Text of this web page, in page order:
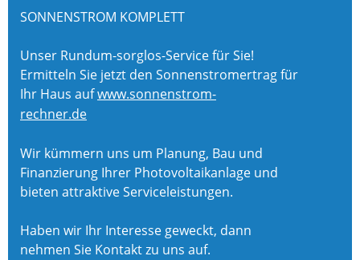
SONNENSTROM KOMPLETT
Unser Rundum-sorglos-Service für Sie!
Ermitteln Sie jetzt den Sonnenstromertrag für
Ihr Haus aufwww.sonnenstrom-
rechner.de
Wir kümmern uns um Planung, Bau und
Finanzierung Ihrer Photovoltaikanlage und
bieten attraktive Serviceleistungen.
Haben wir Ihr Interesse geweckt, dann
nehmen Sie Kontakt zu uns auf.